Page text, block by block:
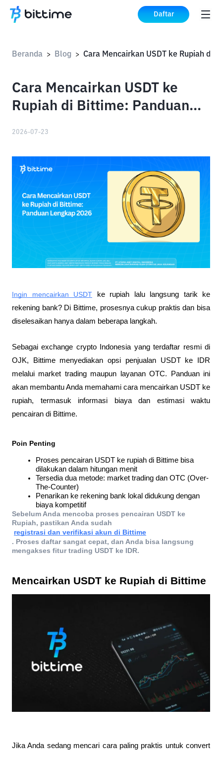
Daftar
Beranda > Blog >
Cara Mencairkan USDT ke
Rupiah di Bittime: Panduan
2026-07-23
Ingin mencairkan USDT ke rupiah lalu langsung tarik ke
rekening bank? Di Bittime, prosesnya cukup praktis dan bisa
diselesaikan hanya dalam beberapa langkah.
Sebagai exchange crypto Indonesia yang terdaftar resmi di
OJK, Bittime menyediakan opsi penjualan USDT ke IDR
melalui market trading maupun layanan OTC. Panduan ini
akan membantu Anda memahami cara mencairkan USDT ke
rupiah, termasuk informasi biaya dan estimasi waktu
pencairan di Bittime.
Poin Penting
Proses pencairan USDT ke rupiah di Bittime bisa
dilakukan dalam hitungan menit
Tersedia dua metode: market trading dan OTC (Over-
The-Counter)
Penarikan ke rekening bank lokal didukung dengan
biaya kompetitif
Sebelum Anda mencoba proses pencairan USDT ke
Rupiah, pastikan Anda sudah
registrasi dan verifikasi akun di Bittime
. Proses daftar sangat cepat, dan Anda bisa langsung
mengakses fitur trading USDT ke IDR.
Mencairkan USDT ke Rupiah di Bittime
Jika Anda sedang mencari cara paling praktis untuk convert